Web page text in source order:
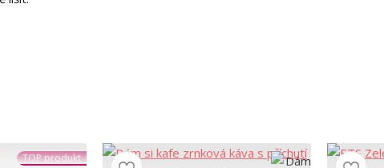
TOP produkt